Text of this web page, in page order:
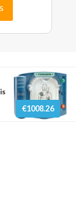
€1008.26